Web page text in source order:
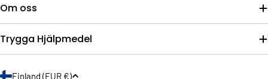
Om oss
Trygga Hjälpmedel
Finland (EUR €)